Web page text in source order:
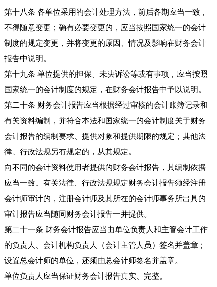
第十八条 各单位采用的会计处理方法，前后各期应当一致，
不得随意变更；确有必要变更的，应当按照国家统一的会计
制度的规定变更，并将变更的原因、情况及影响在财务会计
报告中说明。
第十九条 单位提供的担保、未决诉讼等或有事项，应当按照
国家统一的会计制度的规定，在财务会计报告中予以说明。
第二十条 财务会计报告应当根据经过审核的会计账簿记录和
有关资料编制，并符合本法和国家统一的会计制度关于财务
会计报告的编制要求、提供对象和提供期限的规定；其他法
律、行政法规另有规定的，从其规定。
向不同的会计资料使用者提供的财务会计报告，其编制依据
应当一致。有关法律、行政法规规定财务会计报告须经注册
会计师审计的，注册会计师及其所在的会计师事务所出具的
审计报告应当随同财务会计报告一并提供。
第二十一条 财务会计报告应当由单位负责人和主管会计工作
的负责人、会计机构负责人（会计主管人员）签名并盖章；
设置总会计师的单位，还须由总会计师签名并盖章。
单位负责人应当保证财务会计报告真实、完整。